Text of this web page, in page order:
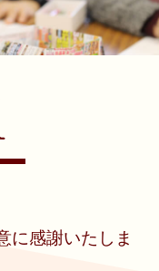
に感謝いたしま